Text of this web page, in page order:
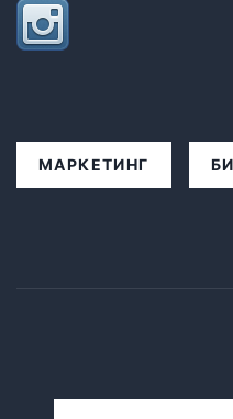
МАРКЕТИНГ